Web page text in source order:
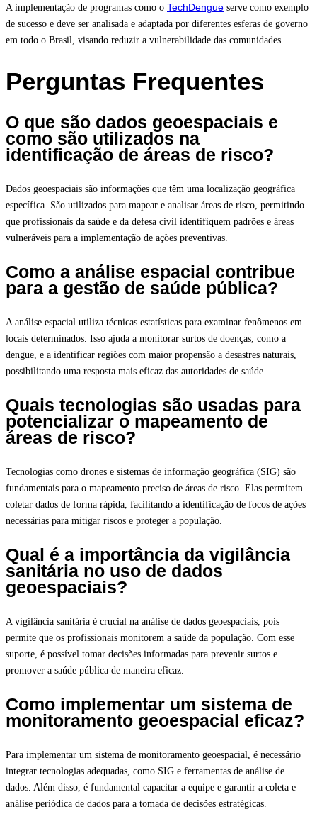
A implementação de programas como o TechDengue serve como exemplo
de sucesso e deve ser analisada e adaptada por diferentes esferas de governo
em todo o Brasil, visando reduzir a vulnerabilidade das comunidades.
Perguntas Frequentes
O que são dados geoespaciais e
como são utilizados na
identificação de áreas de risco?
Dados geoespaciais são informações que têm uma localização geográfica
específica. São utilizados para mapear e analisar áreas de risco, permitindo
que profissionais da saúde e da defesa civil identifiquem padrões e áreas
vulneráveis para a implementação de ações preventivas.
Como a análise espacial contribue
para a gestão de saúde pública?
A análise espacial utiliza técnicas estatísticas para examinar fenômenos em
locais determinados. Isso ajuda a monitorar surtos de doenças, como a
dengue, e a identificar regiões com maior propensão a desastres naturais,
possibilitando uma resposta mais eficaz das autoridades de saúde.
Quais tecnologias são usadas para
potencializar o mapeamento de
áreas de risco?
Tecnologias como drones e sistemas de informação geográfica (SIG) são
fundamentais para o mapeamento preciso de áreas de risco. Elas permitem
coletar dados de forma rápida, facilitando a identificação de focos de ações
necessárias para mitigar riscos e proteger a população.
Qual é a importância da vigilância
sanitária no uso de dados
geoespaciais?
A vigilância sanitária é crucial na análise de dados geoespaciais, pois
permite que os profissionais monitorem a saúde da população. Com esse
suporte, é possível tomar decisões informadas para prevenir surtos e
promover a saúde pública de maneira eficaz.
Como implementar um sistema de
monitoramento geoespacial eficaz?
Para implementar um sistema de monitoramento geoespacial, é necessário
integrar tecnologias adequadas, como SIG e ferramentas de análise de
dados. Além disso, é fundamental capacitar a equipe e garantir a coleta e
análise periódica de dados para a tomada de decisões estratégicas.